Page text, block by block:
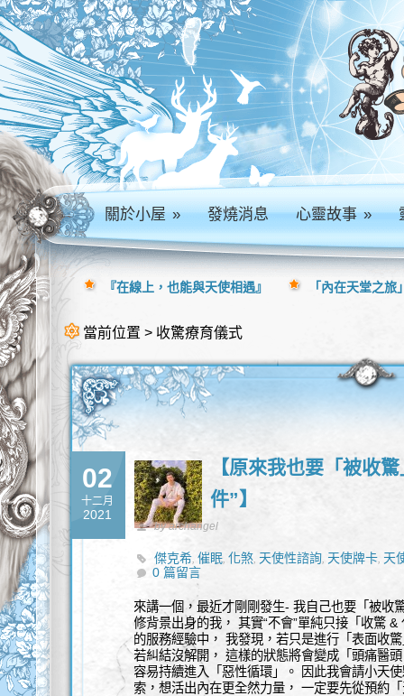
關於小屋» 發燒消息 心靈故事»
當前位置 > 收驚療育儀式
02
十二月
2021
【原來我也要「被收
件”】
by archangel
傑克希,催眠,化煞, 天使性諮詢, 天使牌卡, 天
量轉化,集體意識
0 篇留言
來講一個，最近才剛剛發生- 我自己也要「被收
修背景出身的我， 其實“不會”單純只接「收驚
的服務經驗中， 我發現，若只是進行「表面收
若糾結沒解開， 這樣的狀態將會變成「頭痛醫
容易持續進入「惡性循環」。 因此我會請小天
索，想活出內在更全然力量， 一定要先從預約
『在線上，也能與天使相遇』 「內在天堂之